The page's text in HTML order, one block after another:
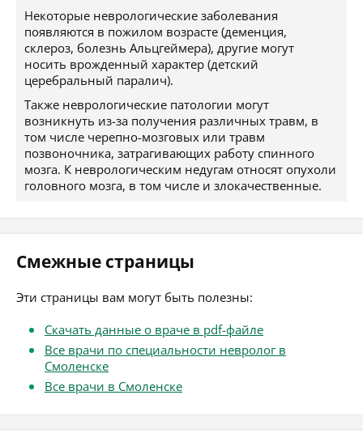
Некоторые неврологические заболевания
появляются в пожилом возрасте (деменция,
склероз, болезнь Альцгеймера), другие могут
носить врожденный характер (детский
церебральный паралич).
Также неврологические патологии могут
возникнуть из-за получения различных травм, в
том числе черепно-мозговых или травм
позвоночника, затрагивающих работу спинного
мозга. К неврологическим недугам относят опухоли
головного мозга, в том числе и злокачественные.
Смежные страницы
Эти страницы вам могут быть полезны:
Скачать данные о враче в pdf-файле
Все врачи по специальности невролог в
Смоленске
Все врачи в Смоленске